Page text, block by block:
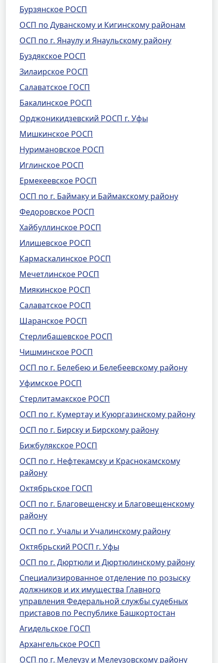
Бурзянское РОСП
ОСП по Дуванскому и Кигинскому районам
ОСП по г. Янаулу и Янаульскому району
Буздякское РОСП
Зилаирское РОСП
Салаватское ГОСП
Бакалинское РОСП
Орджоникидзевский РОСП г. Уфы
Мишкинское РОСП
Нуримановское РОСП
Иглинское РОСП
Ермекеевское РОСП
ОСП по г. Баймаку и Баймакскому району
Федоровское РОСП
Хайбуллинское РОСП
Илишевское РОСП
Кармаскалинское РОСП
Мечетлинское РОСП
Миякинское РОСП
Салаватское РОСП
Шаранское РОСП
Стерлибашевское РОСП
Чишминское РОСП
ОСП по г. Белебею и Белебеевскому району
Уфимское РОСП
Стерлитамакское РОСП
ОСП по г. Кумертау и Куюргазинскому району
ОСП по г. Бирску и Бирскому району
Бижбулякское РОСП
ОСП по г. Нефтекамску и Краснокамскому
району
Октябрьское ГОСП
ОСП по г. Благовещенску и Благовещенскому
району
ОСП по г. Учалы и Учалинскому району
Октябрьский РОСП г. Уфы
ОСП по г. Дюртюли и Дюртюлинскому району
Специализированное отделение по розыску
должников и их имущества Главного
управления Федеральной службы судебных
приставов по Республике Башкортостан
Агидельское ГОСП
Архангельское РОСП
ОСП по г. Мелеузу и Мелеузовскому району